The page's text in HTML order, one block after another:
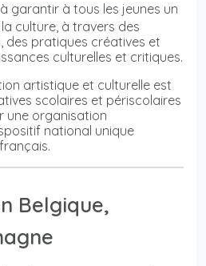
garantir à tous les jeunes un
culture, à travers des
des pratiques créatives et
culturelles et critiques.
artistique et culturelle est
scolaires et périscolaires
une organisation
national unique
Belgique,